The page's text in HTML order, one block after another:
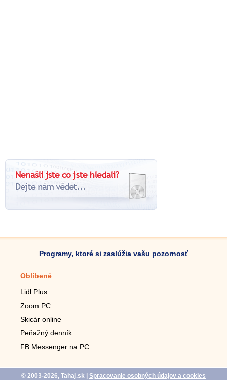
Programy, ktoré si zaslúžia vašu pozornosť
Oblíbené
Lidl Plus
Zoom PC
Skicár online
Peňažný denník
FB Messenger na PC
© 2003-2026, Tahaj.sk Spracovanie osobných údajov a cookies